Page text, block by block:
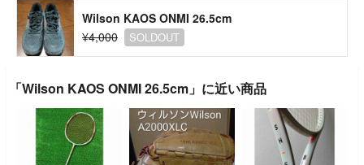
Wilson KAOS ONMI 26.5cm
¥4,000
SOLDOUT
「Wilson KAOS ONMI 26.5cm」に近い商品